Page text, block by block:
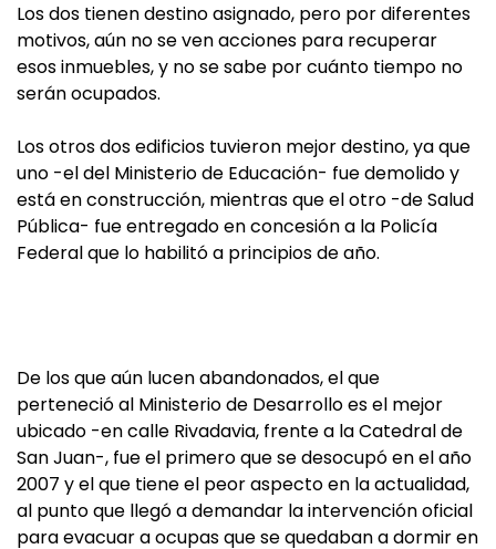
Los dos tienen destino asignado, pero por diferentes
motivos, aún no se ven acciones para recuperar
esos inmuebles, y no se sabe por cuánto tiempo no
serán ocupados.
Los otros dos edificios tuvieron mejor destino, ya que
uno -el del Ministerio de Educación- fue demolido y
está en construcción, mientras que el otro -de Salud
Pública- fue entregado en concesión a la Policía
Federal que lo habilitó a principios de año.
De los que aún lucen abandonados, el que
perteneció al Ministerio de Desarrollo es el mejor
ubicado -en calle Rivadavia, frente a la Catedral de
San Juan-, fue el primero que se desocupó en el año
2007 y el que tiene el peor aspecto en la actualidad,
al punto que llegó a demandar la intervención oficial
para evacuar a ocupas que se quedaban a dormir en